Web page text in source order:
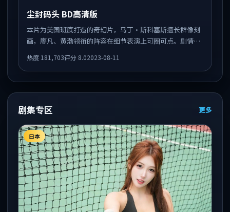
尘封码头 BD高清版
本片为美国班底打造的奇幻片，马丁·斯科塞斯擅长群像刻
画，廖凡、黄渤领衔的阵容在细节表演上可圈可点。剧情围
热度 181,703评分 8.02023-08-11
剧集专区 更多
日本